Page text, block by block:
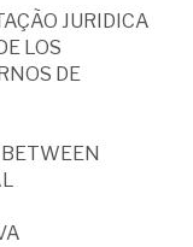
JURIDICA
LOS
DE